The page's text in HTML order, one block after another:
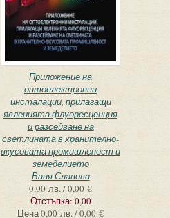
Приложение на
оптоелектронни
инсталации, прилагащи
явленията флуоресценция
и разсейване на
светлината в хранително-
вкусовата промишленост и
земеделието
Ваня Славова
0,00 лв. / 0,00 €
Отстъпка: 0,00
Цена0,00 лв. / 0,00 €